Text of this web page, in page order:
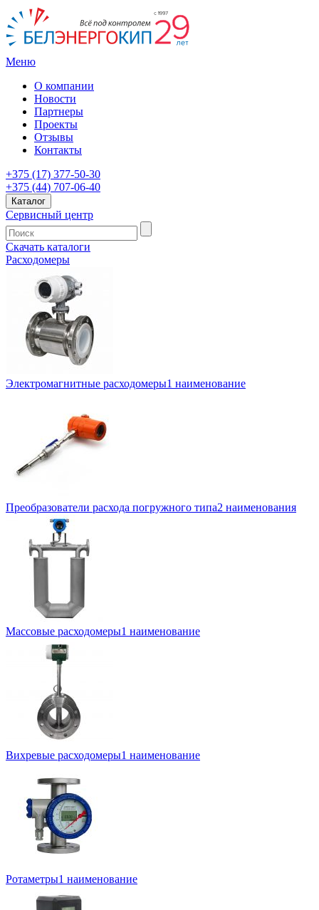
Меню
О компании
Новости
Партнеры
Проекты
Отзывы
Контакты
+375 (17) 377-50-30
+375 (44) 707-06-40
Каталог
Сервисный центр
Скачать каталоги
Расходомеры
Электромагнитные расходомеры1 наименование
Преобразователи расхода погружного типа2 наименования
Массовые расходомеры1 наименование
Вихревые расходомеры1 наименование
Ротаметры1 наименование